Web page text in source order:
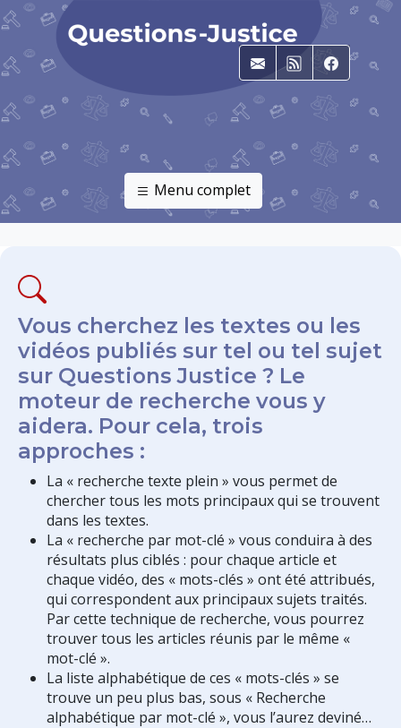
E-mailRSS
Menu complet
Vous cherchez les textes ou les
vidéos publiés sur tel ou tel sujet
sur Questions Justice ? Le
moteur de recherche vous y
aidera. Pour cela, trois
approches :
La « recherche texte plein » vous permet de
chercher tous les mots principaux qui se trouvent
dans les textes.
La « recherche par mot-clé » vous conduira à des
résultats plus ciblés : pour chaque article et
chaque vidéo, des « mots-clés » ont été attribués,
qui correspondent aux principaux sujets traités.
Par cette technique de recherche, vous pourrez
trouver tous les articles réunis par le même «
mot-clé ».
La liste alphabétique de ces « mots-clés » se
trouve un peu plus bas, sous « Recherche
alphabétique par mot-clé », vous l’aurez deviné…